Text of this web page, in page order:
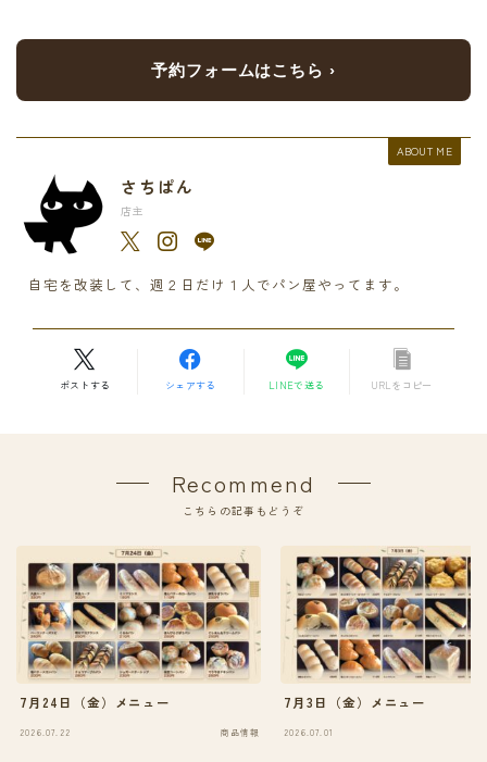
予約フォームはこちら ›
ABOUT ME
さちぱん
店主
自宅を改装して、週２日だけ１人でパン屋やってます。
ポストする シェアする LINEで送る URLをコピー
Recommend
こちらの記事もどうぞ
7月24日（金）メニュー
2026.07.22 商品情報
7月3日（金）メニュー
2026.07.01